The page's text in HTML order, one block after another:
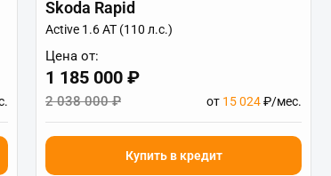
Skoda Rapid
Active 1.6 AT (110 л.с.)
Цена от:
1 185 000 ₽
2 038 000 ₽ от 15 024₽/мес.
Купить в кредит